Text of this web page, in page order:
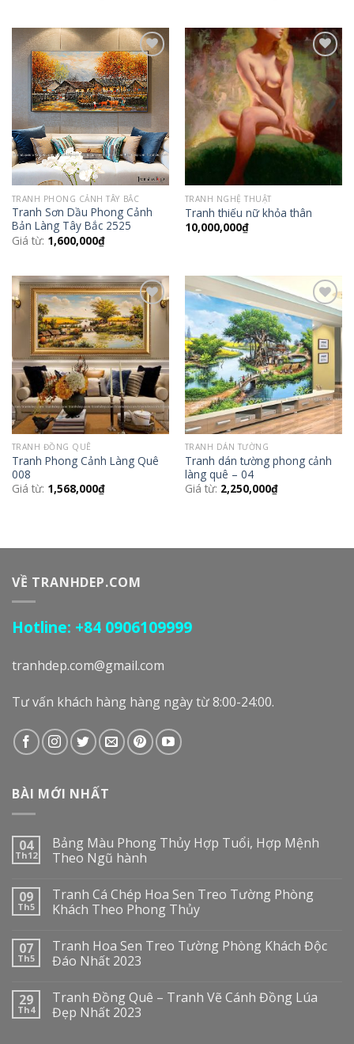
Add to
Wishlist
TRANH PHONG CẢNH TÂY BẮC
Tranh Sơn Dầu Phong Cảnh
Bản Làng Tây Bắc 2525
Giá từ: 1,600,000₫
Add to
Wishlist
TRANH NGHỆ THUẬT
Tranh thiếu nữ khỏa thân
10,000,000₫
Add to
Wishlist
TRANH ĐỒNG QUÊ
Tranh Phong Cảnh Làng Quê
008
Giá từ: 1,568,000₫
Add to
Wishlist
TRANH DÁN TƯỜNG
Tranh dán tường phong cảnh
làng quê – 04
Giá từ: 2,250,000₫
VỀ TRANHDEP.COM
Hotline: +84 0906109999
tranhdep.com@gmail.com
Tư vấn khách hàng hàng ngày từ 8:00-24:00.
BÀI MỚI NHẤT
04
Th12
Bảng Màu Phong Thủy Hợp Tuổi, Hợp Mệnh
Theo Ngũ hành
09
Th5
Tranh Cá Chép Hoa Sen Treo Tường Phòng
Khách Theo Phong Thủy
07
Th5
Tranh Hoa Sen Treo Tường Phòng Khách Độc
Đáo Nhất 2023
29
Th4
Tranh Đồng Quê – Tranh Vẽ Cánh Đồng Lúa
Đẹp Nhất 2023